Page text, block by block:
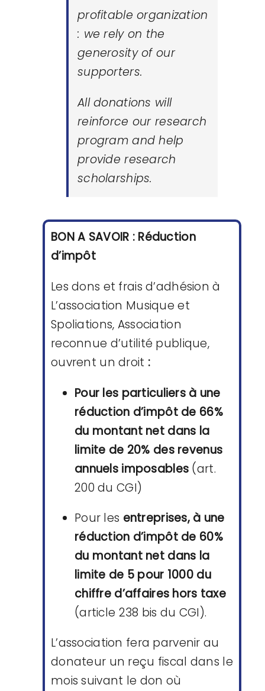
profitable organization
: we rely on the
generosity of our
supporters.
All donations will
reinforce our research
program and help
provide research
scholarships.
BON A SAVOIR : Réduction
d’impôt
Les dons et frais d’adhésion à
L’association Musique et
Spoliations, Association
reconnue d’utilité publique,
ouvrent undroit :
Pour les particuliers à une
réduction d’impôt de 66%
du montant net dans la
limite de 20% des revenus
annuels imposables (art.
200 du CGI)
Pour les entreprises, à une
réduction d’impôt de 60%
du montant net dans la
limite de 5 pour 1000 du
chiffre d’affaires hors taxe
(article 238 bis du CGI).
L’association fera parvenir au
donateur un reçu fiscal dans le
mois suivant le don où